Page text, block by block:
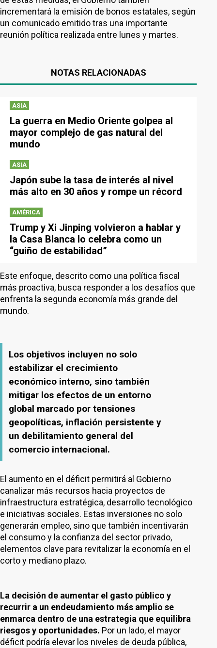
incrementará la emisión de bonos estatales, según
un comunicado emitido tras una importante
reunión política realizada entre lunes y martes.
NOTAS RELACIONADAS
ASIA
La guerra en Medio Oriente golpea al
mayor complejo de gas natural del
mundo
ASIA
Japón sube la tasa de interés al nivel
más alto en 30 años y rompe un récord
AMÉRICA
Trump y Xi Jinping volvieron a hablar y
la Casa Blanca lo celebra como un
“guiño de estabilidad”
Este enfoque, descrito como una política fiscal
más proactiva, busca responder a los desafíos que
enfrenta la segunda economía más grande del
mundo.
Los objetivos incluyen no solo
estabilizar el crecimiento
económico interno, sino también
mitigar los efectos de un entorno
global marcado por tensiones
geopolíticas, inflación persistente y
un debilitamiento general del
comercio internacional.
El aumento en el déficit permitirá al Gobierno
canalizar más recursos hacia proyectos de
infraestructura estratégica, desarrollo tecnológico
e iniciativas sociales. Estas inversiones no solo
generarán empleo, sino que también incentivarán
el consumo y la confianza del sector privado,
elementos clave para revitalizar la economía en el
corto y mediano plazo.
La decisión de aumentar el gasto público y
recurrir a un endeudamiento más amplio se
enmarca dentro de una estrategia que equilibra
riesgos y oportunidades. Por un lado, el mayor
déficit podría elevar los niveles de deuda pública,